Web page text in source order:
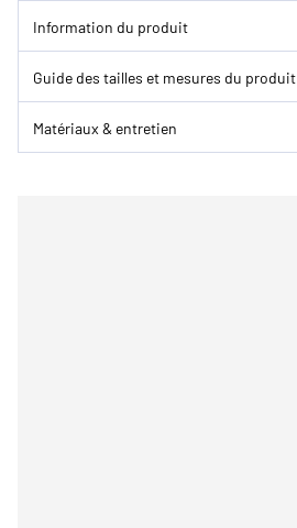
Information du produit
Guide des tailles et mesures du produit
Matériaux & entretien